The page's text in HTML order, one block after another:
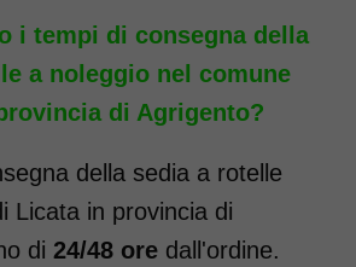
sedia a rotelle seduta
persone obese,
a 160 kg.
i tempi di consegna della
a noleggio nel comune
di Agrigento?
della sedia a rotelle
Licata in provincia di
di 24/48 ore dall'ordine.